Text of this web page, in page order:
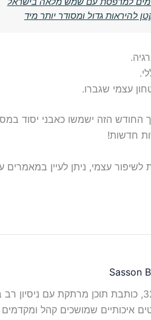
להיראות גדול ומסודר יותר מיד
עצמי שגברו.
החודש הזה ישמשו כאבני יסוד
חדשות!
עצמי, ניתן לעיין
Sasson
בת 32, כותבת תוכן מרתקת עם ניסיון
איכותיים שמושכים קהל